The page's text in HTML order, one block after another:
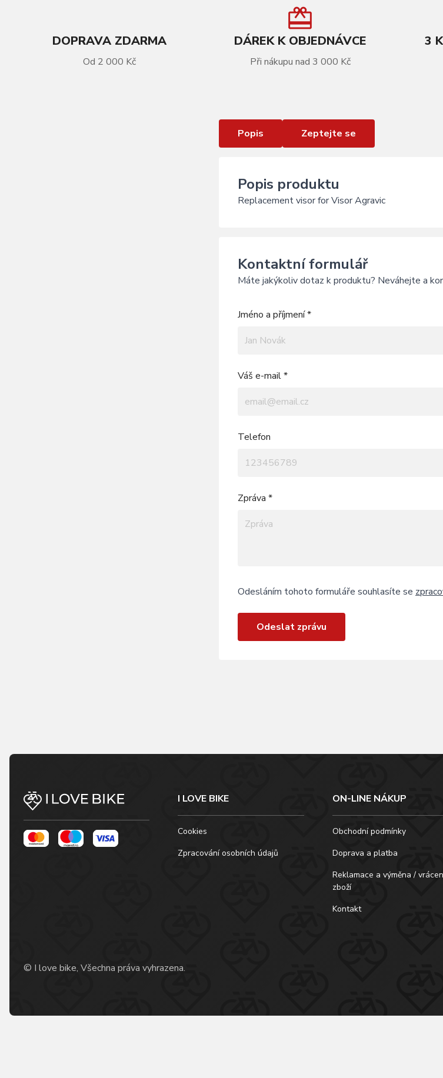
DOPRAVA ZDARMA
Od 2 000 Kč
DÁREK K OBJEDNÁVCE
Při nákupu nad 3 000 Kč
3
Popis Zeptejte se
Popis produktu
Replacement visor for Visor Agravic
Kontaktní formulář
Máte jakýkoliv dotaz k produktu? Neváhejte a
Jméno a příjmení *
Váš e-mail *
Telefon
Zpráva *
Odesláním tohoto formuláře souhlasíte se
Odeslat zprávu
I LOVE BIKE
Cookies
Zpracování osobních údajů
ON-LINE NÁKUP
Obchodní podmínky
Doprava a platba
Reklamace a výměna /
zboží
Kontakt
© I love bike, Všechna práva vyhrazena.